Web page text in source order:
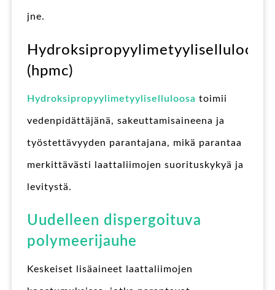
jne.
Hydroksipropyylimetyyliselluloosa
(hpmc)
Hydroksipropyylimetyyliselluloosa toimii
vedenpidättäjänä, sakeuttamisaineena ja
työstettävyyden parantajana, mikä parantaa
merkittävästi laattaliimojen suorituskykyä ja
levitystä.
Uudelleen dispergoituva
polymeerijauhe
Keskeiset lisäaineet laattaliimojen